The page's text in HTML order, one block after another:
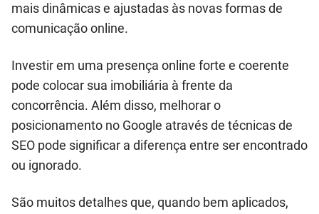
mais dinâmicas e ajustadas às novas formas de
comunicação online.
Investir em uma presença online forte e coerente
pode colocar sua imobiliária à frente da
concorrência. Além disso, melhorar o
posicionamento no Google através de técnicas de
SEO pode significar a diferença entre ser encontrado
ou ignorado.
São muitos detalhes que, quando bem aplicados,